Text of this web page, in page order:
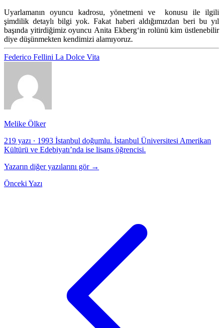
Uyarlamanın oyuncu kadrosu, yönetmeni ve konusu ile ilgili
şimdilik detaylı bilgi yok. Fakat haberi aldığımızdan beri bu yıl
başında yitirdiğimiz oyuncu Anita Ekberg‘in rolünü kim üstlenebilir
diye düşünmekten kendimizi alamıyoruz.
Federico Fellini La Dolce Vita
Melike Ölker
219 yazı · 1993 İstanbul doğumlu. İstanbul Üniversitesi Amerikan
Kültürü ve Edebiyatı’nda ise lisans öğrencisi.
Yazarın diğer yazılarını gör →
Önceki Yazı